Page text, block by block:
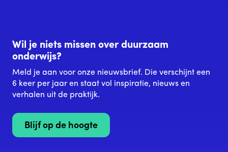
Wil je niets missen over duurzaam
onderwijs?
Meld je aan voor onze nieuwsbrief. Die verschijnt een
6 keer per jaar en staat vol inspiratie, nieuws en
verhalen uit de praktijk.
Blijf op de hoogte